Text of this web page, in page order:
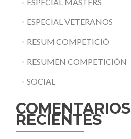
ESPECIAL VETERANOS
RESUM COMPETICIÓ
RESUMEN COMPETICIÓN
SOCIAL
COMENTARIOS
RECIENTES